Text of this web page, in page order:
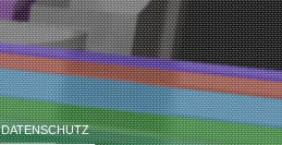
DATENSCHUTZ